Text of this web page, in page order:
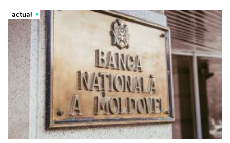
actual